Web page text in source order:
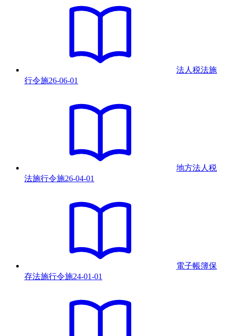
法人税法施
行令施26-06-01
地方法人税
法施行令施26-04-01
電子帳簿保
存法施行令施24-01-01